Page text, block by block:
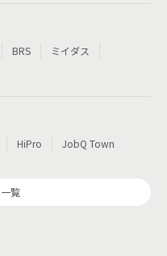
BRS
ミイダス
HiPro JobQ Town
覧